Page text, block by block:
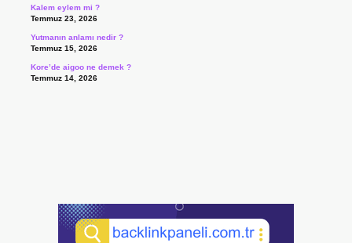
Kalem eylem mi ?
Temmuz 23, 2026
Yutmanın anlamı nedir ?
Temmuz 15, 2026
Kore’de aigoo ne demek ?
Temmuz 14, 2026